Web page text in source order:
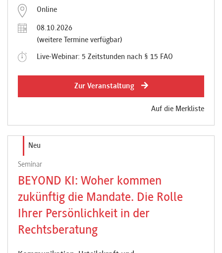
Preisvorteile
Online
08.10.2026
(weitere Termine verfügbar)
Live-Webinar: 5 Zeitstunden nach § 15 FAO
Zur Veranstaltung
Auf die Merkliste
Neu
Seminar
BEYOND KI: Woher kommen
zukünftig die Mandate. Die Rolle
Ihrer Persönlichkeit in der
Rechtsberatung